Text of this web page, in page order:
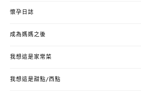
懷孕日誌
成為媽媽之後
我想這是家常菜
我想這是甜點/西點